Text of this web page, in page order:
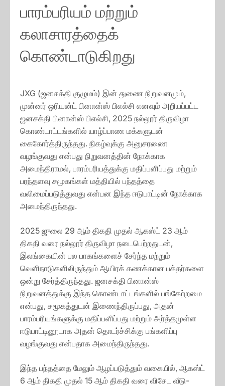
பாரம்பரியம் மற்றும்
கலாசாரத்தைக்
கொண்டாடுகிறது
JXG (ஜனசக்தி குழுமம்) இன் துணை நிறுவனமும்,
முன்னர் ஒரியன்ட் பினான்ஸ் பிஎல்சி எனவும் அறியப்பட்ட
ஜனசக்தி பினான்ஸ் பிஎல்சி, 2025 நல்லூர் திருவிழா
கொண்டாட்டங்களில் யாழ்ப்பாண மக்களுடன்
கைகோர்த்திருந்தது. நிகழ்வுக்கு அனுசரணை
வழங்குவது என்பது நிறுவனத்தின் நோக்காக
அமைந்திராமல், பாரம்பரியத்துக்கு மதிப்பளிப்பது மற்றும்
பரந்தளவு சமூகங்கள் மத்தியில் பந்தத்தை
வலிமைப்படுத்துவது என்பன இந்த ஈடுபாட்டின் நோக்காக
அமைந்திருந்தது.
2025 ஜுலை 29 ஆம் திகதி முதல் ஆகஸ்ட் 23 ஆம்
திகதி வரை நல்லூர் திருவிழா நடைபெற்றதுடன்,
இலங்கையின் பல பாகங்களைச் சேர்ந்த மற்றும்
வெளிநாடுகளிலிருந்தும் ஆயிரக் கணக்கான பக்தர்களை
ஒன்று சேர்த்திருந்தது. ஜனசக்தி பினான்ஸ்
நிறுவனத்துக்கு இந்த கொண்டாட்டங்களில் பங்கேற்றமை
என்பது, சமூகத்துடன் இணைந்திருப்பது, அதன்
பாரம்பரியங்களுக்கு மதிப்பளிப்பது மற்றும் அர்த்தமுள்ள
ஈடுபாட்டினூடாக அதன் தொடர்ச்சிக்கு பங்களிப்பு
வழங்குவது என்பதாக அமைந்திருந்தது.
இந்த பந்தத்தை மேலும் ஆழப்படுத்தும் வகையில், ஆகஸ்ட்
6 ஆம் திகதி முதல் 15 ஆம் திகதி வரை விசேட வீடு-